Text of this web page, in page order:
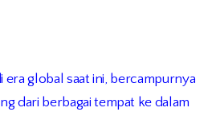
era global saat ini, bercampurnya
dari berbagai tempat ke dalam